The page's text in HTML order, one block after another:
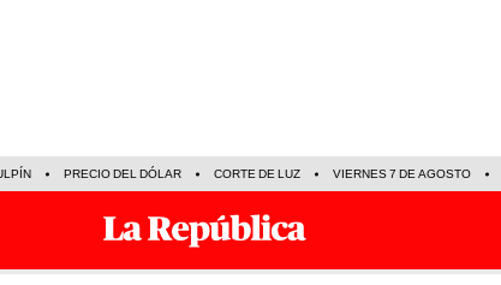
PRECIO DEL DÓLAR CORTE DE LUZ VIERNES 7 DE AGOSTO